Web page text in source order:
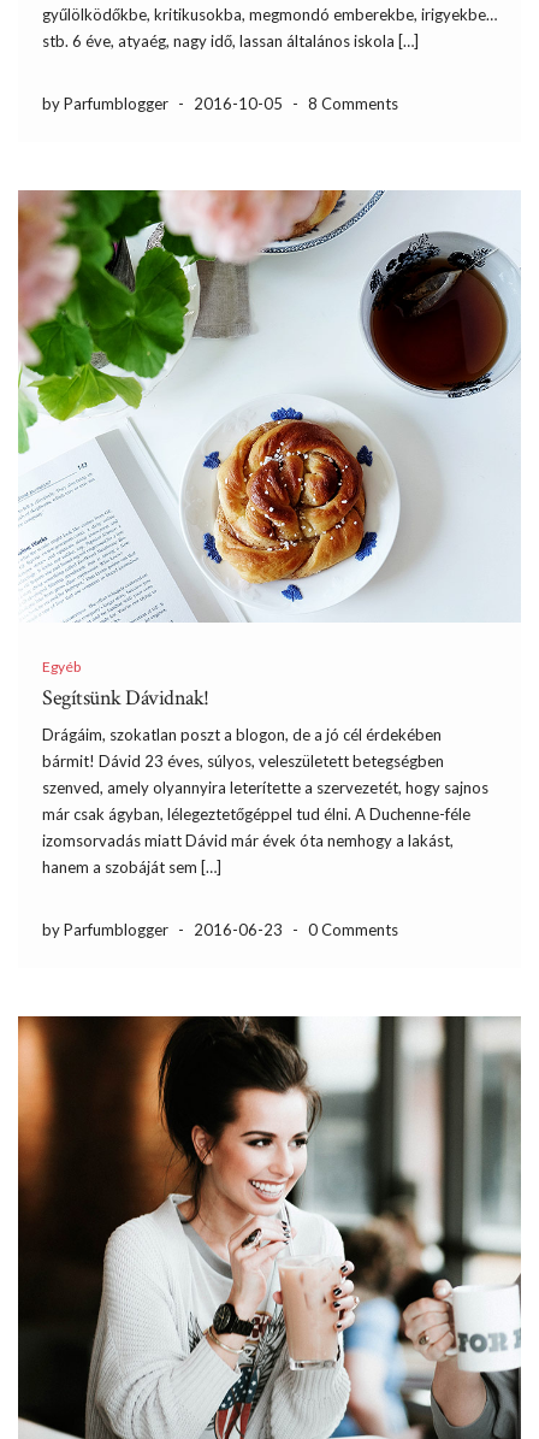
gyűlölködőkbe, kritikusokba, megmondó emberekbe, irigyekbe…
stb. 6 éve, atyaég, nagy idő, lassan általános iskola […]
by Parfumblogger - 2016-10-05 - 8 Comments
Egyéb
Segítsünk Dávidnak!
Drágáim, szokatlan poszt a blogon, de a jó cél érdekében
bármit! Dávid 23 éves, súlyos, veleszületett betegségben
szenved, amely olyannyira leterítette a szervezetét, hogy sajnos
már csak ágyban, lélegeztetőgéppel tud élni. A Duchenne-féle
izomsorvadás miatt Dávid már évek óta nemhogy a lakást,
hanem a szobáját sem […]
by Parfumblogger - 2016-06-23 - 0 Comments